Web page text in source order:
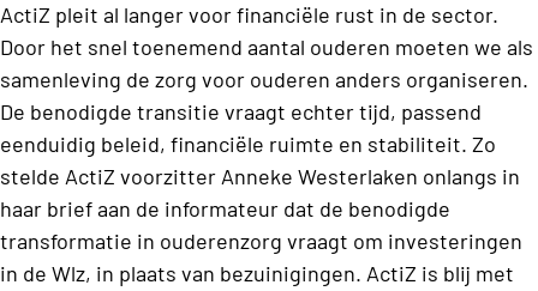
ActiZ pleit al langer voor financiële rust in de sector.
Door het snel toenemend aantal ouderen moeten we als
samenleving de zorg voor ouderen anders organiseren.
De benodigde transitie vraagt echter tijd, passend
eenduidig beleid, financiële ruimte en stabiliteit. Zo
stelde ActiZ voorzitter Anneke Westerlaken onlangs in
haar brief aan de informateur dat de benodigde
transformatie in ouderenzorg vraagt om investeringen
in de Wlz, in plaats van bezuinigingen. ActiZ is blij met